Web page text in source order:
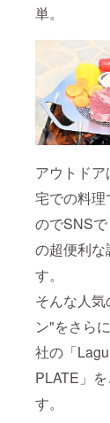
単。
アウトド
宅での料
のでSNS
の超便利
す。
そんな人
ン"をさら
社の「
PLATE」
す。